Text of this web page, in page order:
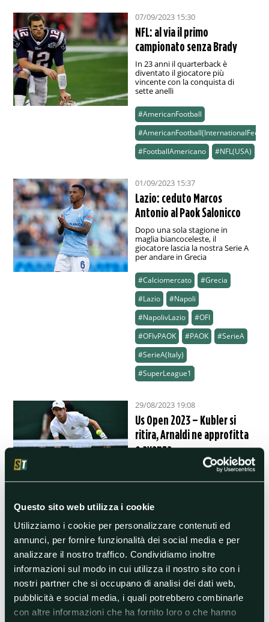
Questo sito web utilizza i cookie
Utilizziamo i cookie per personalizzare contenuti ed
annunci, per fornire funzionalità dei social media e per
analizzare il nostro traffico. Condividiamo inoltre
informazioni sul modo in cui utilizza il nostro sito con i
nostri partner che si occupano di analisi dei dati web,
pubblicità e social media, i quali potrebbero combinarle
con altre informazioni che ha fornito loro o che hanno
07/09/2023 15:30
NFL: al via il primo
campionato senza Brady
In 23 anni il quarterback è
diventato il giocatore più
vincente con la conquista di
sette anelli
#AmericanFootball
#AmericanFootball(InternationalFeed)
#FootballAmericano
#NFL(USA)
01/09/2023 15:37
Lazio: ceduto Marcos
Antonio al Paok Salonicco
Dopo una sola stagione in
maglia biancoceleste, il
giocatore lascia la nostra Serie A
per andare in Grecia
#Calciomercato
#Grecia
#Lazio
#Napoli
#NapolivLazio
#OFI
#OFIvPAOK
#PAOK
#SerieA
#SerieA(Italy)
#SuperLeague1
29/08/2023 19:08
Us Open 2023 – Kubler si
ritira, Arnaldi ne approfitta
e avanza
Il tennista azzurro dopo aver
vinto il primo set 6-3, parte con
il piede giusto anche nel
la fa e alza bandiera bianca.
#Australia
#JasonKubler
#JasonKublervMatteoArnaldi
#USOpen
#USOpenMenSingle